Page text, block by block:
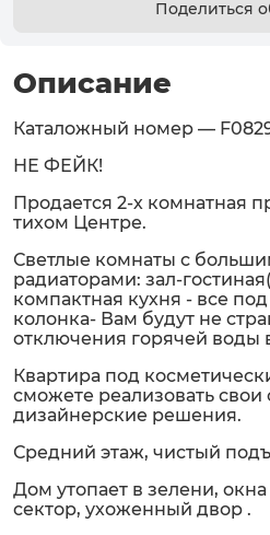
Поделиться
Описание
Каталожный номер —
НЕ ФЕЙК!
Продается 2-х комнатная
тихом Центре.
Светлые комнаты с
радиаторами: зал-
компактная кухня - все
колонка- Вам будут не
отключения горячей воды
Квартира под
сможете реализовать
дизайнерские решения.
Средний этаж, чистый
Дом утопает в зелени,
сектор, ухоженный двор .